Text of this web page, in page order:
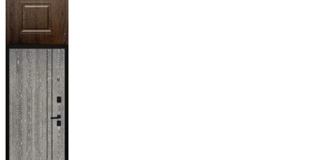
Магистр
Дуб кантри
тёмный